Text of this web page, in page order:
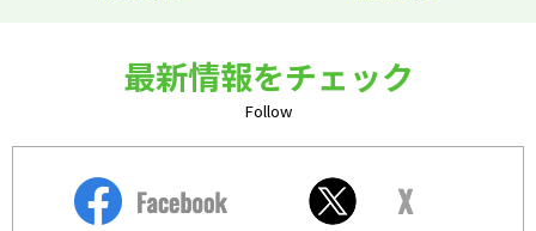
最新情報をチェック
Follow